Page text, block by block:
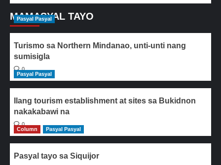
MAMASYAL TAYO
Pasyal Pasyal
Turismo sa Northern Mindanao, unti-unti nang
sumisigla
0
Pasyal Pasyal
Ilang tourism establishment at sites sa Bukidnon
nakakabawi na
0
Column
Pasyal Pasyal
Pasyal tayo sa Siquijor